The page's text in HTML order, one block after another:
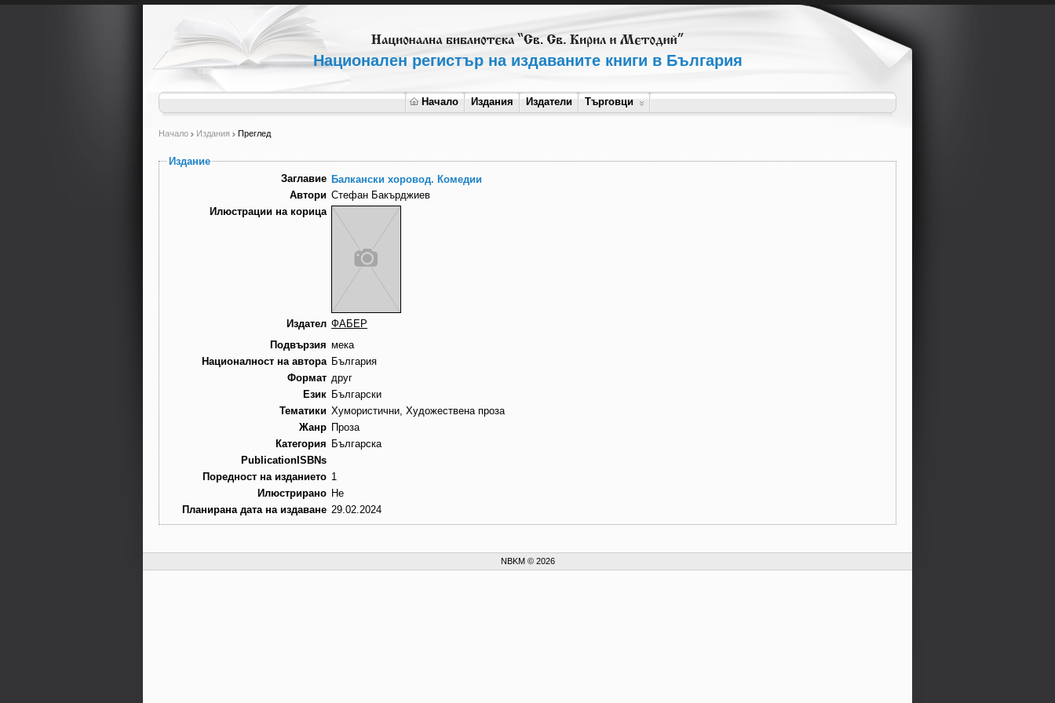
Национален регистър на издаваните книги в България
Начало Издания Издатели Търговци
Начало Издания Преглед
Издание
Заглавие Балкански хоровод. Комедии
Автори Стефан Бакърджиев
Илюстрации на корица
Издател ФАБЕР
Подвързия мека
Националност на автора България
Формат друг
Език Български
Тематики Хумористични, Художествена проза
Жанр Проза
Категория Българска
PublicationISBNs
Поредност на изданието 1
Илюстрирано Не
Планирана дата на издаване 29.02.2024
NBKM © 2026